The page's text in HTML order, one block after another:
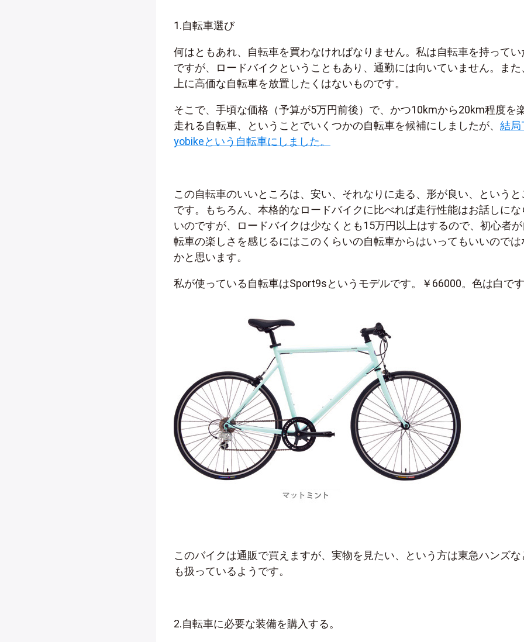
1.自転車選び
何はともあれ、自転車を買わなければなりません。私は自転車を持ってい
ですが、ロードバイクということもあり、通勤には向いていません。また
上に高価な自転車を放置したくはないものです。
そこで、手頃な価格（予算が5万円前後）で、かつ10kmから20km程度を
走れる自転車、ということでいくつかの自転車を候補にしましたが、 結局
yobikeという自転車にしました。
この自転車のいいところは、安い、それなりに走る、形が良い、というと
です。もちろん、本格的なロードバイクに比べれば走行性能はお話しにな
いのですが、ロードバイクは少なくとも15万円以上はするので、初心者が
転車の楽しさを感じるにはこのくらいの自転車からはいってもいいのでは
かと思います。
私が使っている自転車はSport9sというモデルです。￥66000。色は白です
このバイクは通販で買えますが、実物を見たい、という方は東急ハンズな
も扱っているようです。
2.自転車に必要な装備を購入する。